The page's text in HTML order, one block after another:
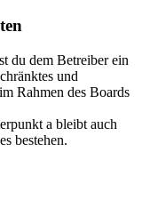
du dem Betreiber ein
und
Rahmen des Boards
a bleibt auch
bestehen.